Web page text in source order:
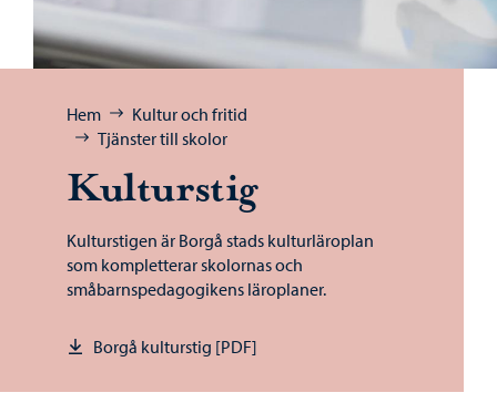
Bläddra:
Hem
Kultur och fritid
Tjänster till skolor
Kulturstig
Kulturstigen är Borgå stads kulturläroplan
som kompletterar skolornas och
småbarnspedagogikens läroplaner.
Borgå kulturstig [PDF]